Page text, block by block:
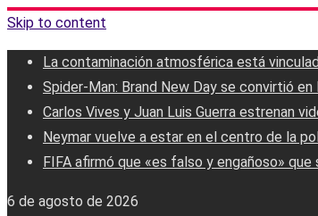
Skip to content
La contaminación atmosférica está
Spider-Man: Brand New Day se convirtió
Carlos Vives y Juan Luis Guerra estrenan
Neymar vuelve a estar en el centro de la
FIFA afirmó que «es falso y engañoso»
6 de agosto de 2026